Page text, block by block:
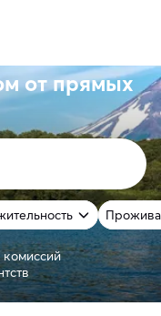
отпрямых
комиссий